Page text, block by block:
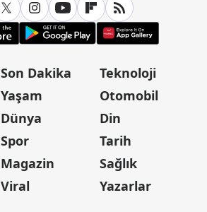
Son Dakika
Yaşam
Dünya
Spor
Magazin
Viral
Teknoloji
Otomobil
Din
Tarih
Sağlık
Yazarlar